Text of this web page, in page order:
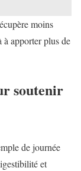
moins
à apporter plus de
soutenir
de journée
et